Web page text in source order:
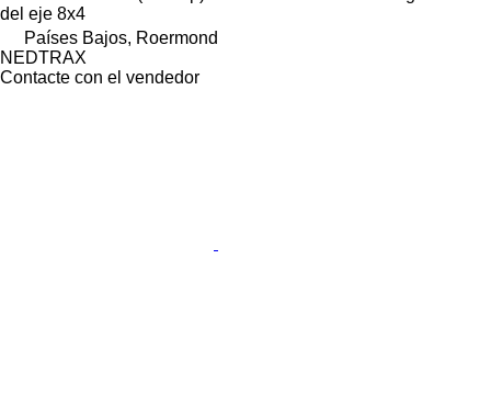
del eje 8x4
Países Bajos, Roermond
NEDTRAX
Contacte con el vendedor